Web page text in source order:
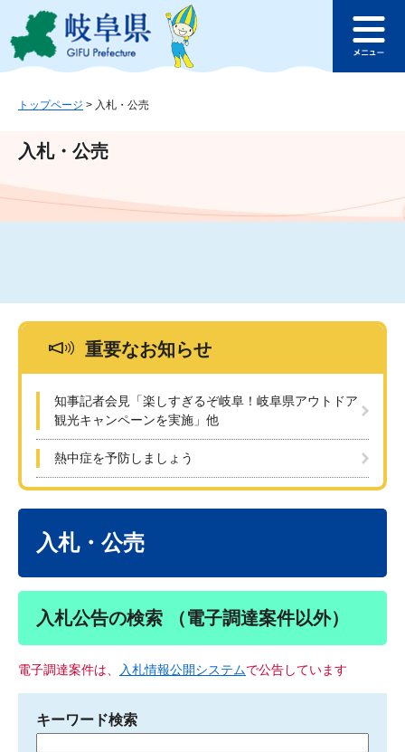
ジ
ュ
文
このページの本文へ
ュ
トップページ > 入札・公売
入札・公売
重要なお知らせ
知事記者会見「楽しすぎるぞ岐阜！岐阜県アウトドア
観光キャンペーンを実施」他
熱中症を予防しましょう
入札・公売
入札公告の検索 （電子調達案件以外）
電子調達案件は、 入札情報公開システムで公告しています
キーワード検索